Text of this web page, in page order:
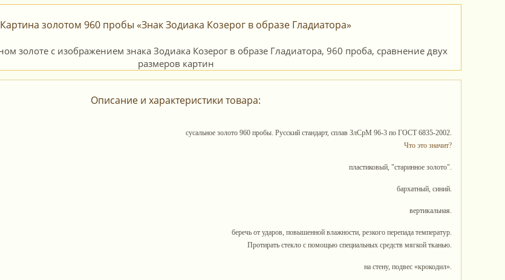
Картина золотом 960 пробы «Знак Зодиака Козерог в образе Гладиатора»
Описание и характеристики товара:
сусальное золото 960 пробы. Русский стандарт, сплав ЗлСрМ 96-3 по ГОСТ 6835-2002.
Что это значит?
пластиковый, "старинное золото".
бархатный, синий.
вертикальная.
беречь от ударов, повышенной влажности, резкого перепада температур.
Протирать стекло с помощью специальных средств мягкой тканью.
на стену, подвес «крокодил».